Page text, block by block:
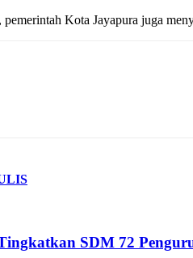
pemerintah Kota Jayapura juga
SDM 72